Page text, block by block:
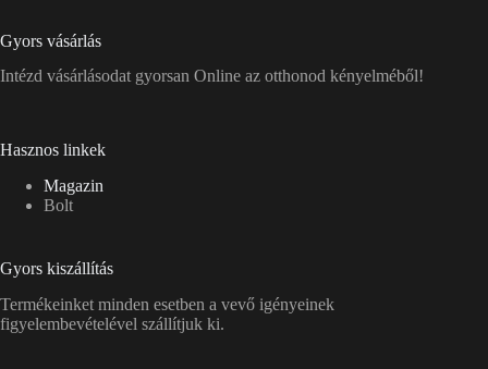
Gyors vásárlás
Intézd vásárlásodat gyorsan Online az otthonod kényelméből!
Hasznos linkek
Magazin
Bolt
Gyors kiszállítás
Termékeinket minden esetben a vevő igényeinek
figyelembevételével szállítjuk ki.